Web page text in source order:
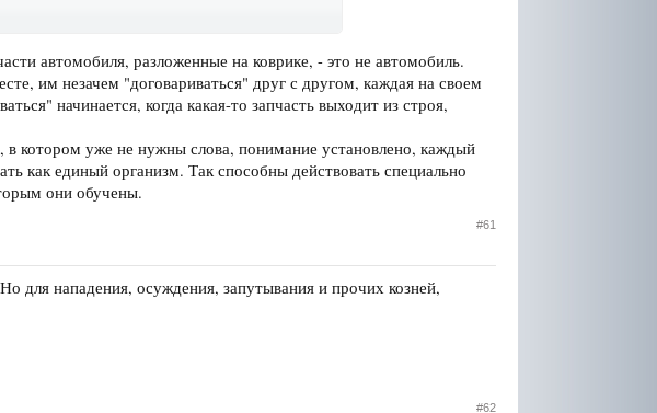
автомобиля, разложенные на коврике, - это не автомобиль.
им незачем "договариваться" друг с другом, каждая на своем
начинается, когда какая-то запчасть выходит из строя,
котором уже не нужны слова, понимание установлено, каждый
как единый организм. Так способны действовать специально
они обучены.
#61
для нападения, осуждения, запутывания и прочих козней,
#62